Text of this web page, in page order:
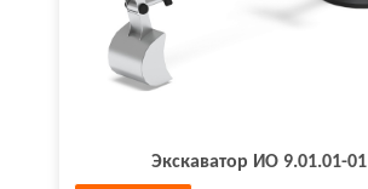
Экскаватор ИО 9.01.01-01